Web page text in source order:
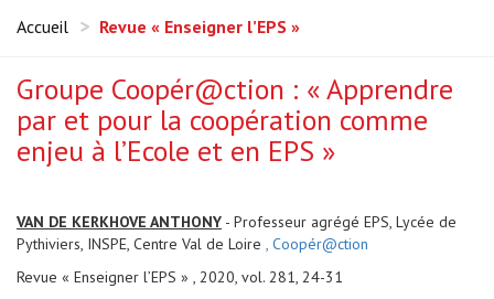
Accueil Revue « Enseigner l’EPS »
Groupe Coopér@ction : « Apprendre
par et pour la coopération comme
enjeu à l’Ecole et en EPS »
VAN DE KERKHOVE ANTHONY - Professeur agrégé EPS, Lycée de
Pythiviers, INSPE, Centre Val de Loire , Coopér@ction
Revue « Enseigner l’EPS » , 2020, vol. 281, 24-31